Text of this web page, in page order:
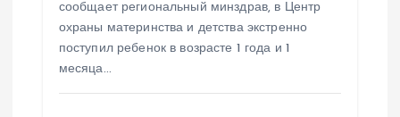
сообщает региональный минздрав, в Центр
охраны материнства и детства экстренно
поступил ребенок в возрасте 1 года и 1
месяца…